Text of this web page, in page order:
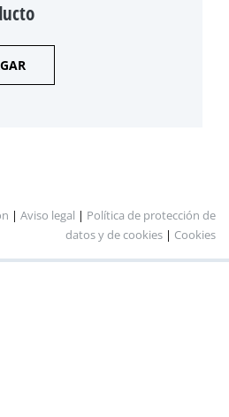
| Aviso legal | Política de protección de
datos y de cookies | Cookies